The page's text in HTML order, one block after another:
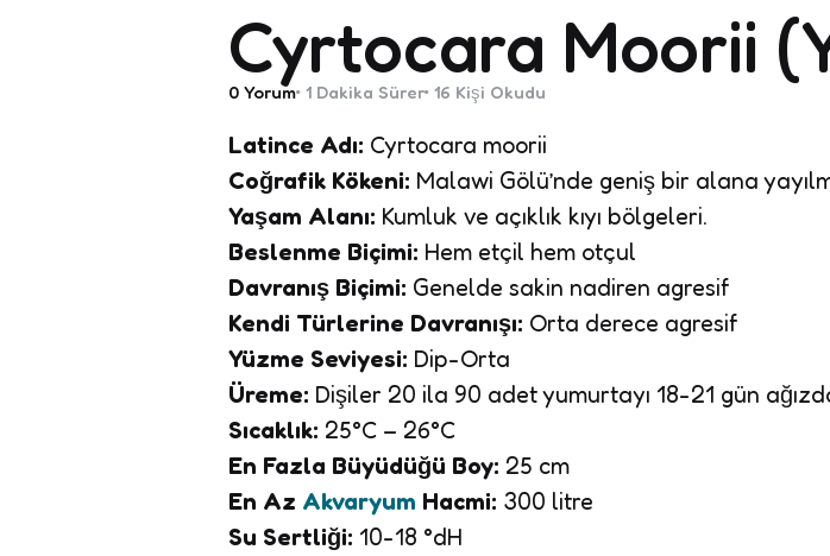
Cyrtocara Moorii
0 Yorum 1 Dakika Sürer 16 Kişi Okudu
Latince Adı: Cyrtocara moorii
Coğrafik Kökeni: Malawi Gölü’nde geniş bir alana
Yaşam Alanı: Kumluk ve açıklık kıyı bölgeleri.
Beslenme Biçimi: Hem etçil hem otçul
Davranış Biçimi: Genelde sakin nadiren agresif
Kendi Türlerine Davranışı: Orta derece agresif
Yüzme Seviyesi: Dip-Orta
Üreme: Dişiler 20 ila 90 adet yumurtayı 18-21 gün
Sıcaklık: 25°C – 26°C
En Fazla Büyüdüğü Boy: 25 cm
En Az Akvaryum Hacmi: 300 litre
Su Sertliği: 10-18 °dH